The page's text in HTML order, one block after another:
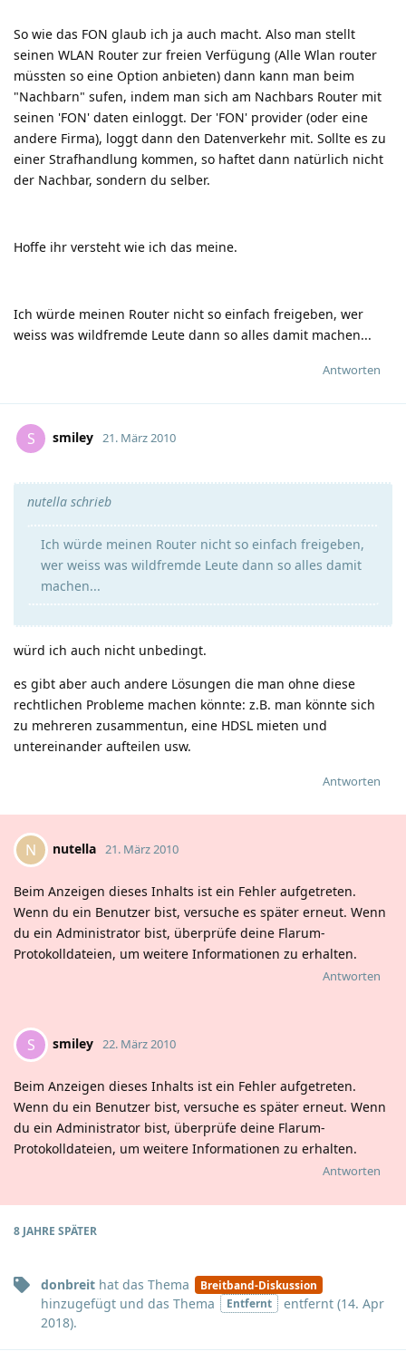
So wie das FON glaub ich ja auch macht. Also man stellt
seinen WLAN Router zur freien Verfügung (Alle Wlan router
müssten so eine Option anbieten) dann kann man beim
"Nachbarn" sufen, indem man sich am Nachbars Router mit
seinen 'FON' daten einloggt. Der 'FON' provider (oder eine
andere Firma), loggt dann den Datenverkehr mit. Sollte es zu
einer Strafhandlung kommen, so haftet dann natürlich nicht
der Nachbar, sondern du selber.
Hoffe ihr versteht wie ich das meine.
Ich würde meinen Router nicht so einfach freigeben, wer
weiss was wildfremde Leute dann so alles damit machen...
Antworten
S smiley 21. März 2010
nutella schrieb
Ich würde meinen Router nicht so einfach freigeben,
wer weiss was wildfremde Leute dann so alles damit
machen...
würd ich auch nicht unbedingt.
es gibt aber auch andere Lösungen die man ohne diese
rechtlichen Probleme machen könnte: z.B. man könnte sich
zu mehreren zusammentun, eine HDSL mieten und
untereinander aufteilen usw.
Antworten
N nutella 21. März 2010
Beim Anzeigen dieses Inhalts ist ein Fehler aufgetreten.
Wenn du ein Benutzer bist, versuche es später erneut. Wenn
du ein Administrator bist, überprüfe deine Flarum-
Protokolldateien, um weitere Informationen zu erhalten.
Antworten
S smiley 22. März 2010
Beim Anzeigen dieses Inhalts ist ein Fehler aufgetreten.
Wenn du ein Benutzer bist, versuche es später erneut. Wenn
du ein Administrator bist, überprüfe deine Flarum-
Protokolldateien, um weitere Informationen zu erhalten.
Antworten
8 JAHRE SPÄTER
donbreit hat das Thema Breitband-Diskussion
hinzugefügt und das Thema Entfernt entfernt (14. Apr
2018).